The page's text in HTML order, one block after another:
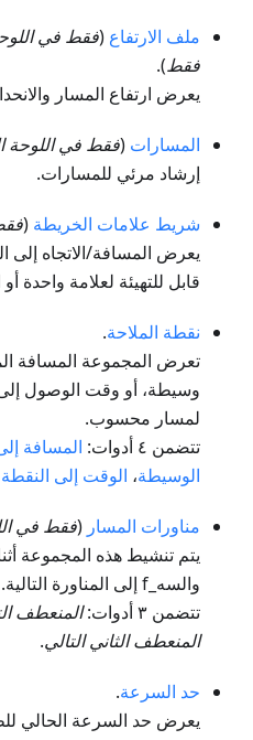
ملف الارتفاع (فقط في
فقط).
يعرض ارتفاع المسار
المسارات (فقط في اللوحة
إرشاد مرئي للمسارات.
شريط علامات الخريطة (
يعرض المسافة/الاتجاه إلى
قابل للتهيئة لعلامة واحدة أو
نقطة الملاحة.
تعرض المجموعة المسافة
وسيطة، أو وقت الوصول
لمسار محسوب.
تتضمن ٤ أدوات:
المسافة
الوسيطة، الوقت إلى
مناورات المسار (فقط في
يتم تنشيط هذه المجموعة
والسه_f إلى المناورة التالية.
تتضمن ٣ أدوات:
المنعطف
المنعطف الثاني التالي.
حد السرعة.
يعرض حد السرعة الحالي